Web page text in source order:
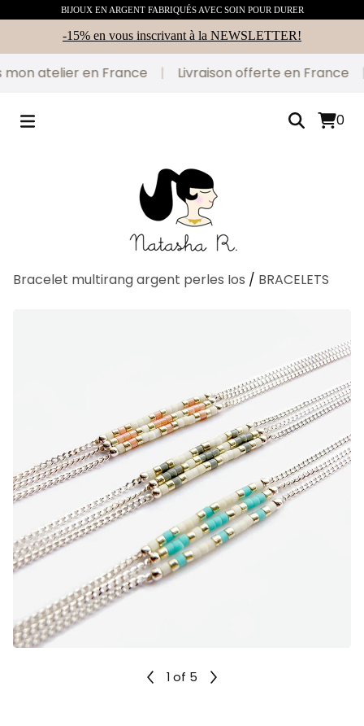
BIJOUX EN ARGENT FABRIQUÉS AVEC SOIN POUR DURER
-15% en vous inscrivant à la NEWSLETTER!
atelier en France Livraison offerte en France
0
Bracelet multirang argent perles Ios / BRACELETS
1 of 5